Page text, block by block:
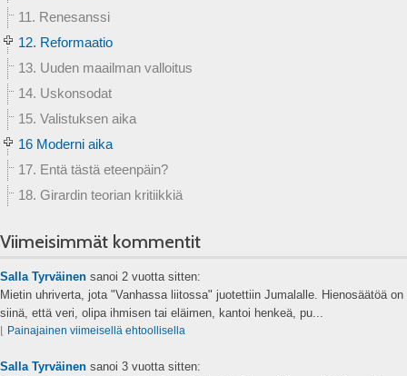
11. Renesanssi
12. Reformaatio
13. Uuden maailman valloitus
14. Uskonsodat
15. Valistuksen aika
16 Moderni aika
17. Entä tästä eteenpäin?
18. Girardin teorian kritiikkiä
Viimeisimmät kommentit
Salla Tyrväinen sanoi 2 vuotta sitten:
Mietin uhriverta, jota "Vanhassa liitossa" juotettiin Jumalalle. Hienosäätöä on
siinä, että veri, olipa ihmisen tai eläimen, kantoi henkeä, pu...
⌊ Painajainen viimeisellä ehtoollisella
Salla Tyrväinen sanoi 3 vuotta sitten: